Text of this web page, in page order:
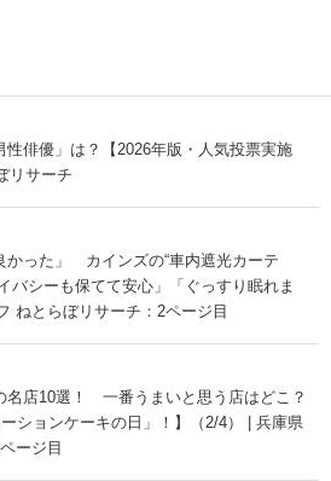
性俳優」は？【2026年版・人気投票実施
リサーチ
かった」 カインズの“車内遮光カーテ
バシーも保てて安心」「ぐっすり眠れま
ねとらぼリサーチ：2ページ目
名店10選！ 一番うまいと思う店はどこ？
ーションケーキの日」！】（2/4） | 兵庫県
ージ目